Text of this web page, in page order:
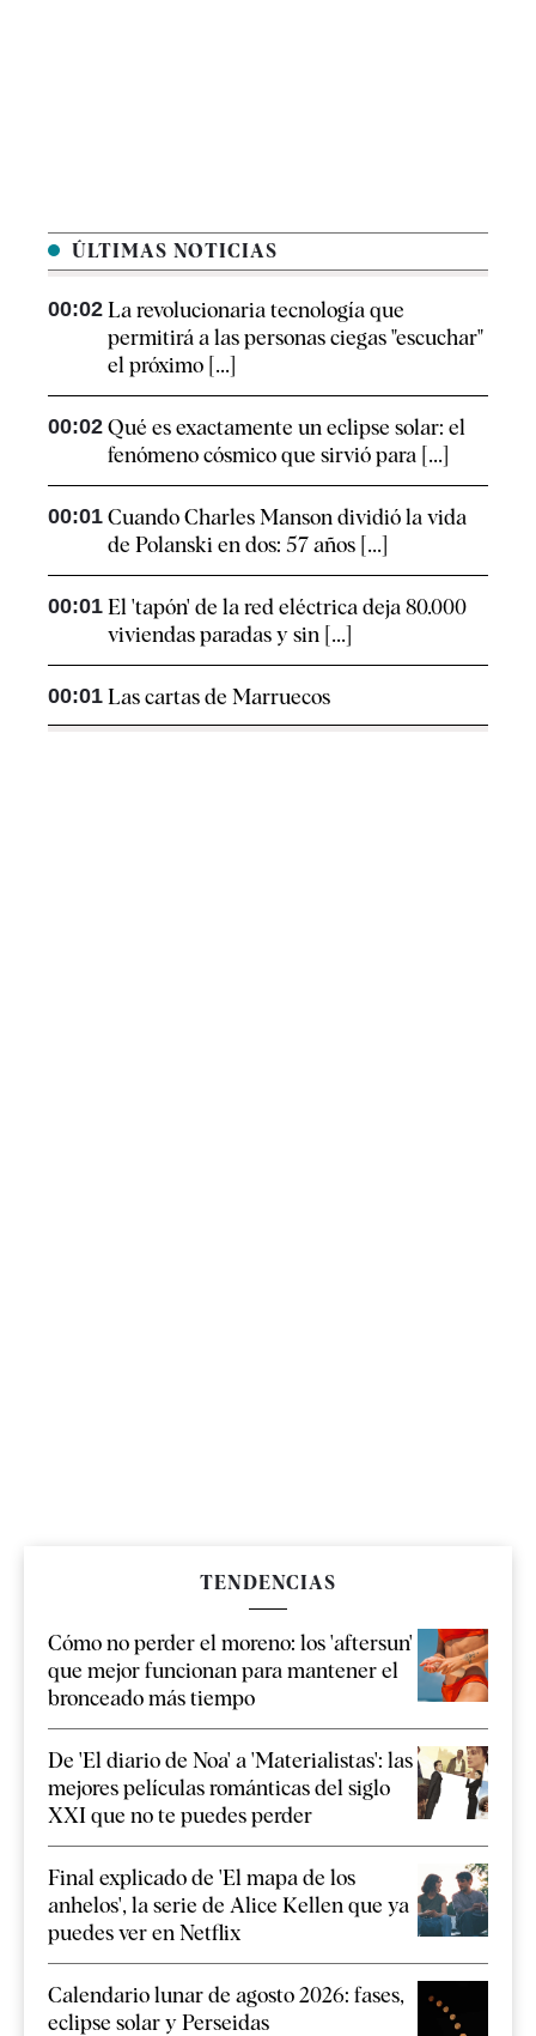
ÚLTIMAS NOTICIAS
00:02 La revolucionaria tecnología que
permitirá a las personas ciegas "escuchar"
el próximo [...]
00:02 Qué es exactamente un eclipse solar: el
fenómeno cósmico que sirvió para [...]
00:01 Cuando Charles Manson dividió la vida
de Polanski en dos: 57 años [...]
00:01 El 'tapón' de la red eléctrica deja 80.000
viviendas paradas y sin [...]
00:01 Las cartas de Marruecos
TENDENCIAS
Cómo no perder el moreno: los 'aftersun'
que mejor funcionan para mantener el
bronceado más tiempo
De 'El diario de Noa' a 'Materialistas': las
mejores películas románticas del siglo
XXI que no te puedes perder
Final explicado de 'El mapa de los
anhelos', la serie de Alice Kellen que ya
puedes ver en Netflix
Calendario lunar de agosto 2026: fases,
eclipse solar y Perseidas